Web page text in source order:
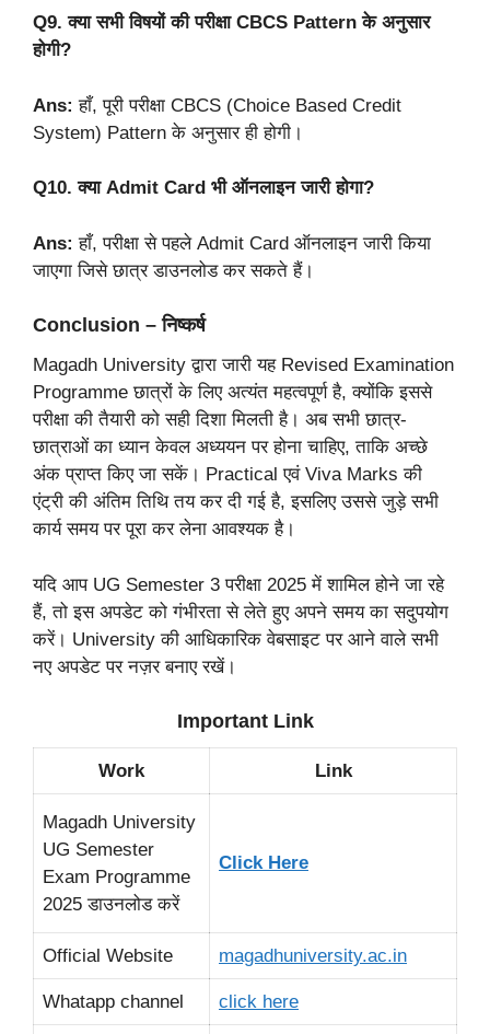
Q9. क्या सभी विषयों की परीक्षा CBCS Pattern के अनुसार
होगी?
Ans: हाँ, पूरी परीक्षा CBCS (Choice Based Credit
System) Pattern के अनुसार ही होगी।
Q10. क्या Admit Card भी ऑनलाइन जारी होगा?
Ans: हाँ, परीक्षा से पहले Admit Card ऑनलाइन जारी किया
जाएगा जिसे छात्र डाउनलोड कर सकते हैं।
Conclusion – निष्कर्ष
Magadh University द्वारा जारी यह Revised Examination
Programme छात्रों के लिए अत्यंत महत्वपूर्ण है, क्योंकि इससे
परीक्षा की तैयारी को सही दिशा मिलती है। अब सभी छात्र-
छात्राओं का ध्यान केवल अध्ययन पर होना चाहिए, ताकि अच्छे
अंक प्राप्त किए जा सकें। Practical एवं Viva Marks की
एंट्री की अंतिम तिथि तय कर दी गई है, इसलिए उससे जुड़े सभी
कार्य समय पर पूरा कर लेना आवश्यक है।
यदि आप UG Semester 3 परीक्षा 2025 में शामिल होने जा रहे
हैं, तो इस अपडेट को गंभीरता से लेते हुए अपने समय का सदुपयोग
करें। University की आधिकारिक वेबसाइट पर आने वाले सभी
नए अपडेट पर नज़र बनाए रखें।
Important Link
Work Link
Magadh University
UG Semester
Exam Programme
2025 डाउनलोड करें
Click Here
Official Website magadhuniversity.ac.in
Whatapp channel click here